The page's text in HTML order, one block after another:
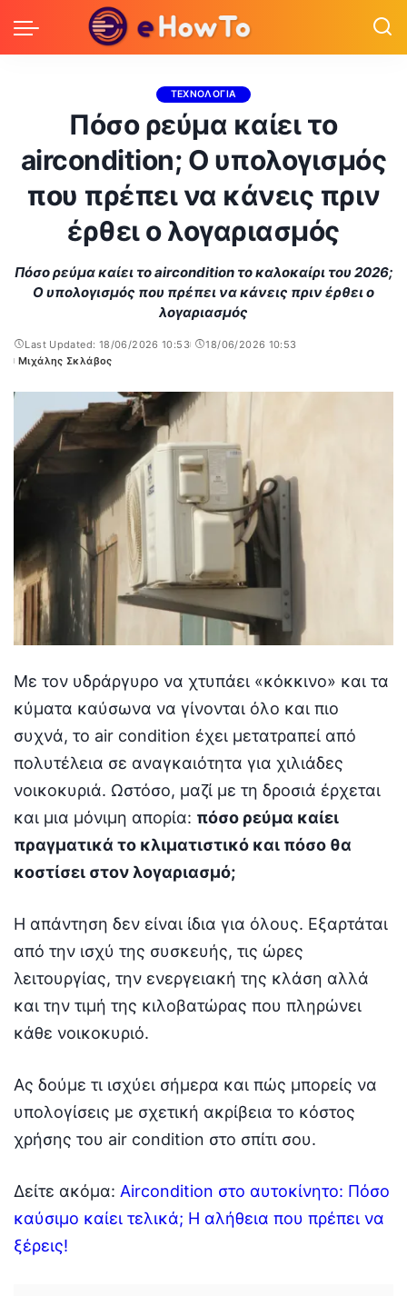
ΤΕΧΝΟΛΟΓΙΑ
Πόσο ρεύμα καίει το
aircondition; Ο υπολογισμός
που πρέπει να κάνεις πριν
έρθει ο λογαριασμός
Πόσο ρεύμα καίει το aircondition το καλοκαίρι του 2026;
Ο υπολογισμός που πρέπει να κάνεις πριν έρθει ο
λογαριασμός
Last Updated: 18/06/2026 10:53
18/06/2026 10:53
Posted
Μιχάλης Σκλάβος
Με τον υδράργυρο να χτυπάει «κόκκινο» και τα
κύματα καύσωνα να γίνονται όλο και πιο
συχνά, το air condition έχει μετατραπεί από
πολυτέλεια σε αναγκαιότητα για χιλιάδες
νοικοκυριά. Ωστόσο, μαζί με τη δροσιά έρχεται
και μια μόνιμη απορία: πόσο ρεύμα καίει
πραγματικά το κλιματιστικό και πόσο θα
κοστίσει στον λογαριασμό;
Η απάντηση δεν είναι ίδια για όλους. Εξαρτάται
από την ισχύ της συσκευής, τις ώρες
λειτουργίας, την ενεργειακή της κλάση αλλά
και την τιμή της κιλοβατώρας που πληρώνει
κάθε νοικοκυριό.
Ας δούμε τι ισχύει σήμερα και πώς μπορείς να
υπολογίσεις με σχετική ακρίβεια το κόστος
χρήσης του air condition στο σπίτι σου.
Δείτε ακόμα: Aircondition στο αυτοκίνητο: Πόσο
καύσιμο καίει τελικά; Η αλήθεια που πρέπει να
ξέρεις!